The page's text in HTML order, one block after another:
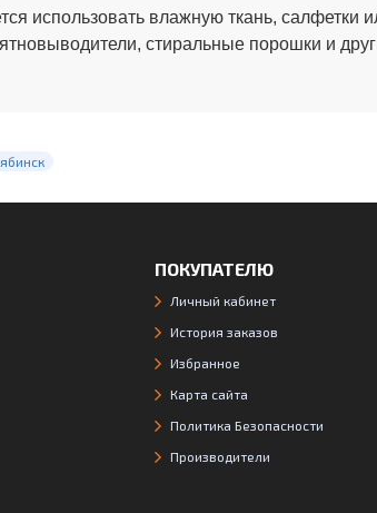
использовать влажную ткань, салфетки
стиральные порошки и
ПОКУПАТЕЛЮ
Личный кабинет
История заказов
Избранное
Карта сайта
Политика Безопасности
Производители